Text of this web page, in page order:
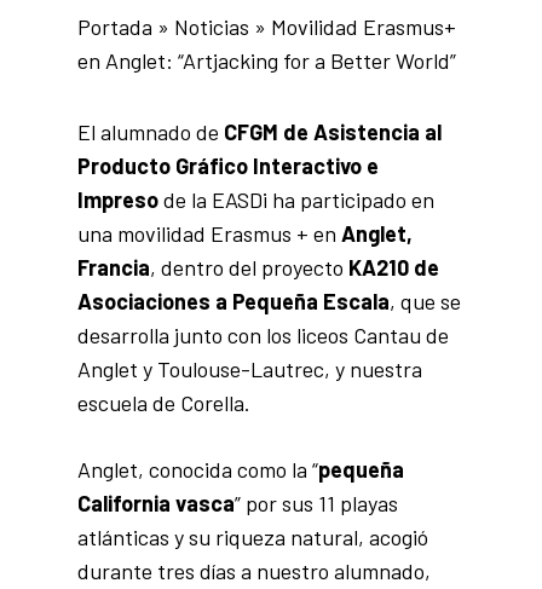
Portada » Noticias » Movilidad Erasmus+
en Anglet: “Artjacking for a Better World”
El alumnado de CFGM de Asistencia al
Producto Gráfico Interactivo e
Impresode la EASDi ha participado en
una movilidad Erasmus + en Anglet,
Francia, dentro del proyecto KA210 de
Asociaciones a Pequeña Escala, que se
desarrolla junto con los liceos Cantau de
Anglet y Toulouse-Lautrec, y nuestra
escuela de Corella.
Anglet, conocida como la “pequeña
California vasca” por sus 11 playas
atlánticas y su riqueza natural, acogió
durante tres días a nuestro alumnado,